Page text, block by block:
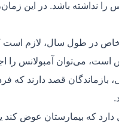
نداشته باشد. در این
خاص در طول سال، لازم است
است، می‌توان آمبولانس را
قصد دارند که
که بیمارستان عوض کند